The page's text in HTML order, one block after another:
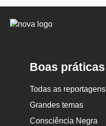
Logo
Boas práticas
Todas as reportagens
Grandes temas
Consciência Negra